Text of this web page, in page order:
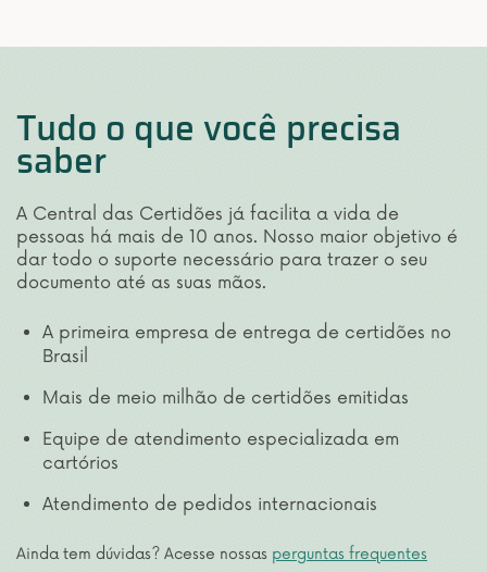
Tudo o que você precisa
saber
A Central das Certidões já facilita a vida de
pessoas há mais de 10 anos. Nosso maior objetivo é
dar todo o suporte necessário para trazer o seu
documento até as suas mãos.
A primeira empresa de entrega de certidões no
Brasil
Mais de meio milhão de certidões emitidas
Equipe de atendimento especializada em
cartórios
Atendimento de pedidos internacionais
Ainda tem dúvidas? Acesse nossas perguntas frequentes